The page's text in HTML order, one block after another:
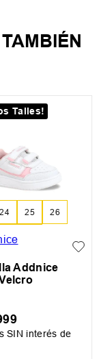
Talles!
24 25 26
28
Addnice
SIN interés de